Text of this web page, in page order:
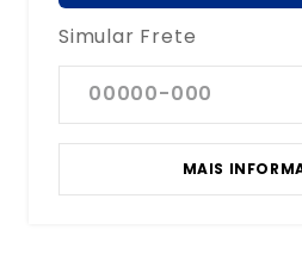
Simular Frete
MAIS